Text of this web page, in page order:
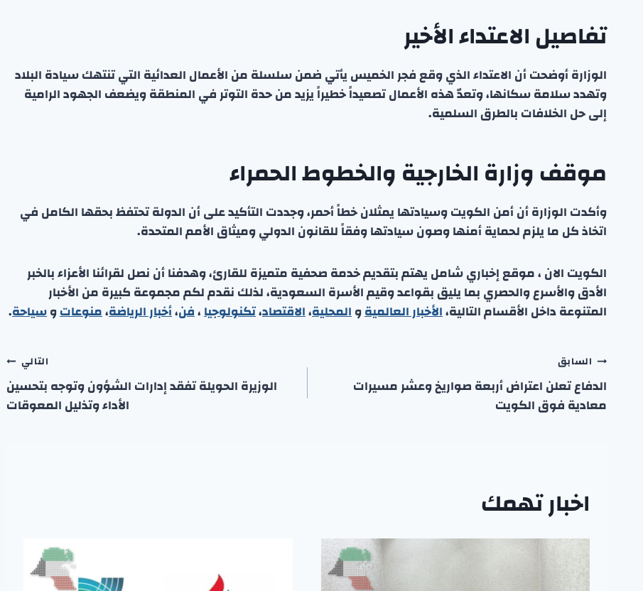
تفاصيل الاعتداء الأخير
الوزارة أوضحت أن الاعتداء الذي وقع فجر الخميس يأتي ضمن سلسلة من الأعمال العدائية التي تنتهك سيادة البلاد
وتهدد سلامة سكانها، وتعدّ هذه الأعمال تصعيداً خطيراً يزيد من حدة التوتر في المنطقة ويضعف الجهود الرامية
إلى حل الخلافات بالطرق السلمية.
موقف وزارة الخارجية والخطوط الحمراء
وأكدت الوزارة أن أمن الكويت وسيادتها يمثلان خطاً أحمر، وجددت التأكيد على أن الدولة تحتفظ بحقها الكامل في
اتخاذ كل ما يلزم لحماية أمنها وصون سيادتها وفقاً للقانون الدولي وميثاق الأمم المتحدة.
الكويت الان ، موقع إخباري شامل يهتم بتقديم خدمة صحفية متميزة للقارئ، وهدفنا أن نصل لقرائنا الأعزاء بالخبر
الأدق والأسرع والحصري بما يليق بقواعد وقيم الأسرة السعودية، لذلك نقدم لكم مجموعة كبيرة من الأخبار
المتنوعة داخل الأقسام التالية،الأخبار العالميةوالمحلية،الاقتصاد،تكنولوجيا،فن،أخبار الرياضة،منوعاتوسياحة.
تصفّح
المقالات
السابق
الدفاع تعلن اعتراض أربعة صواريخ وعشر مسيرات
معادية فوق الكويت
التالي
الوزيرة الحويلة تفقد إدارات الشؤون وتوجه بتحسين
الأداء وتذليل المعوقات
اخبار تهمك